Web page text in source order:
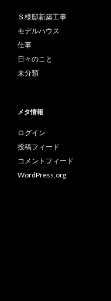
Ｓ様邸新築工事
モデルハウス
仕事
日々のこと
未分類
メタ情報
ログイン
投稿フィード
コメントフィード
WordPress.org